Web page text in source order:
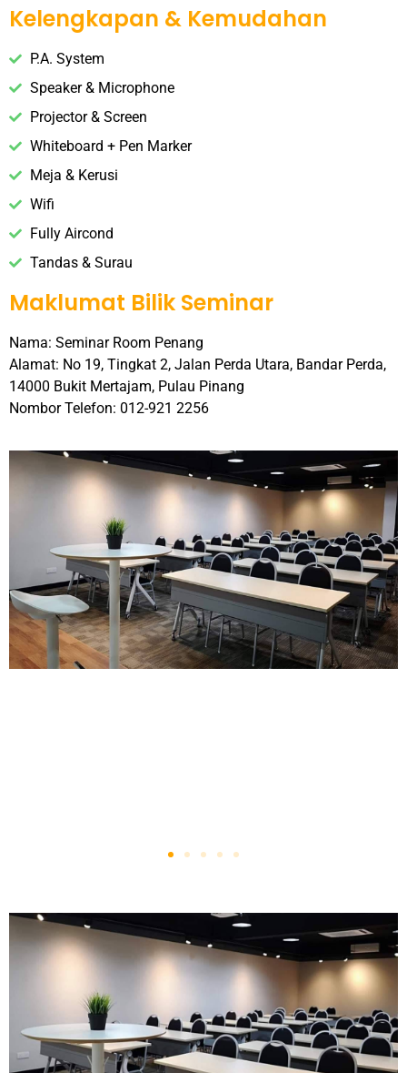
Kelengkapan & Kemudahan
P.A. System
Speaker & Microphone
Projector & Screen
Whiteboard + Pen Marker
Meja & Kerusi
Wifi
Fully Aircond
Tandas & Surau
Maklumat Bilik Seminar
Nama: Seminar Room Penang
Alamat: No 19, Tingkat 2, Jalan Perda Utara, Bandar Perda,
14000 Bukit Mertajam, Pulau Pinang
Nombor Telefon: 012-921 2256